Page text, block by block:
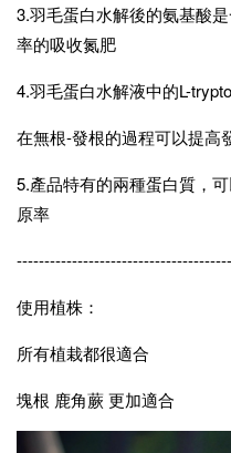
3.羽毛蛋白水解後的氨基酸
率的吸收氮肥
4.羽毛蛋白水解液中的L-
在無根-發根的過程可以提高
5.產品特有的兩種蛋白質，
原率
使用植株：
所有植栽都很適合
塊根 鹿角蕨 更加適合